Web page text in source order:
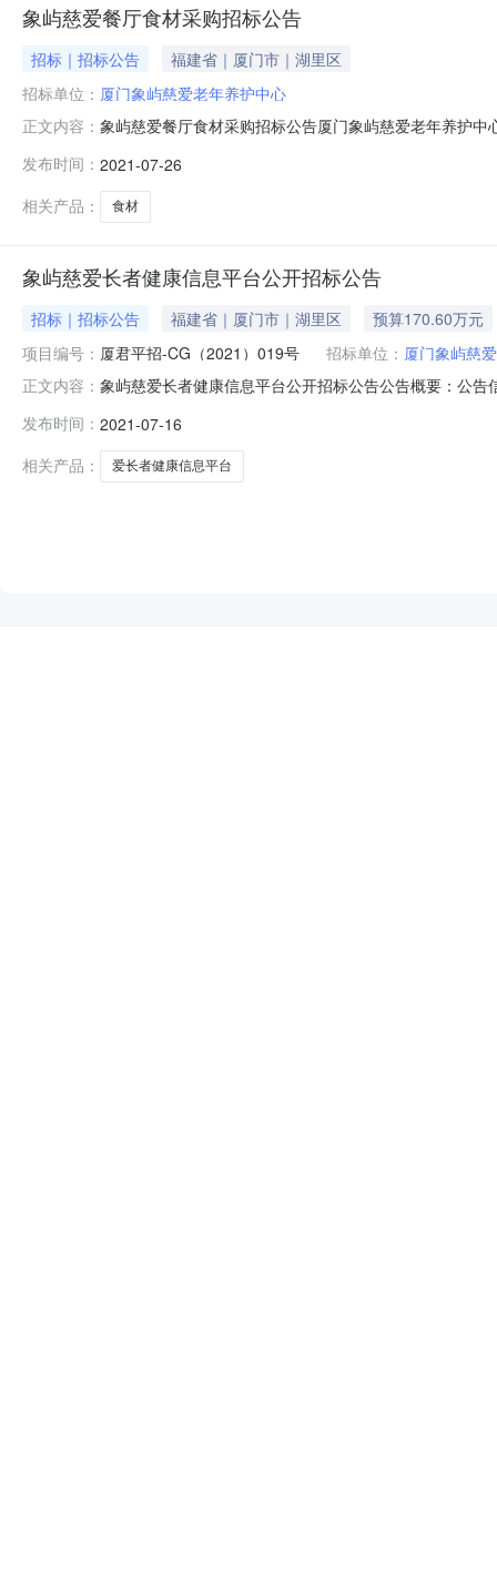
象屿慈爱餐厅食材采购招标公告
招标｜招标公告
福建省｜厦门市｜湖里区
招标单位： 厦门象屿慈爱老年养护中心
正文内容： 象屿慈爱餐厅食材采购招标公告厦门象屿慈爱老年养护
度的审计报告。3、投标人必须具备有效的《食品经营许
件。4、投标人应针对本项目制定的本地化服务方案
发布时间： 2021-07-26
相关产品：
食材
象屿慈爱长者健康信息平台公开招标公告
招标｜招标公告 福建省｜厦门市｜湖里区
预算170.60万元
项目编号： 厦君平招-CG（2021）019号 招标单位： 厦门象屿慈
正文内容： 象屿慈爱长者健康信息平台公开招标公告公告概要：公
2021年07月17日至2021年08月05日每日上午:9:00至
发布时间： 2021-07-16
相关产品：
爱长者健康信息平台